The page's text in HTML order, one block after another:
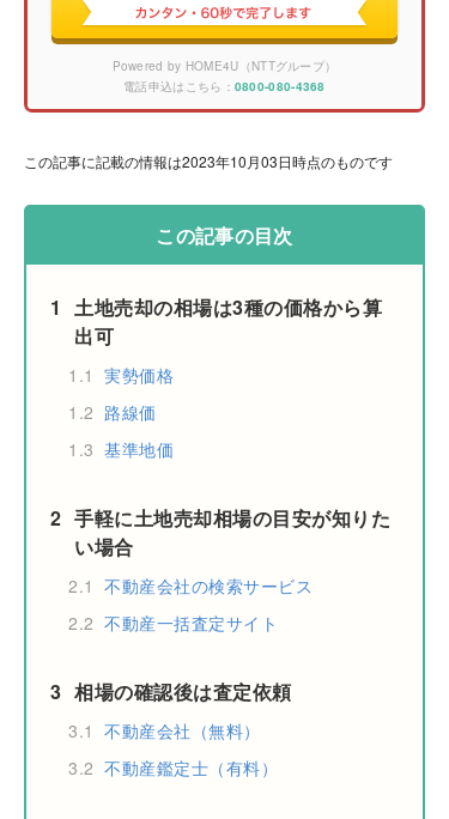
Powered by HOME4U（NTTグループ）
電話申込はこちら： 0800-080-4368
この記事に記載の情報は2023年10月03日時点のものです
この記事の目次
1
土地売却の相場は3種の価格から算
出可
1.1 実勢価格
1.2 路線価
1.3 基準地価
2 手軽に土地売却相場の目安が知りた
い場合
2.1 不動産会社の検索サービス
2.2 不動産一括査定サイト
3 相場の確認後は査定依頼
3.1 不動産会社（無料）
3.2 不動産鑑定士（有料）